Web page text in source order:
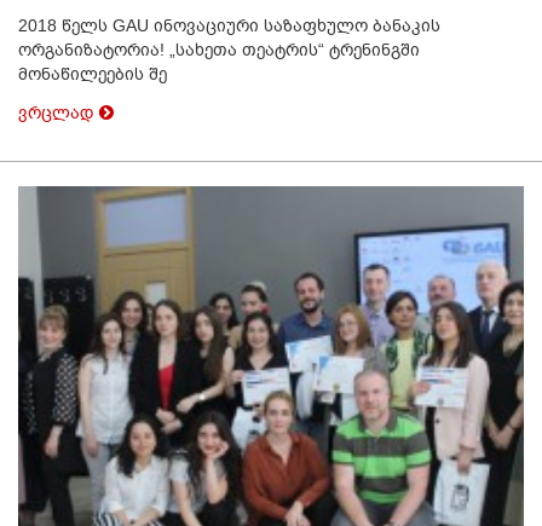
2018 წელს GAU ინოვაციური საზაფხულო ბანაკის
ორგანიზატორია! „სახეთა თეატრის“ ტრენინგში
მონაწილეების შე
ვრცლად